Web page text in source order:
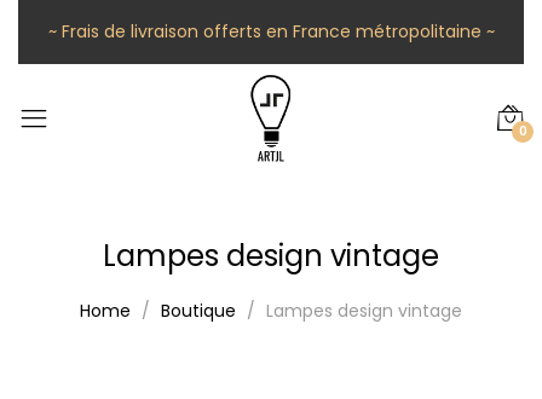
~ Frais de livraison offerts en France métropolitaine ~
0
Lampes design vintage
Home Boutique Lampes design vintage